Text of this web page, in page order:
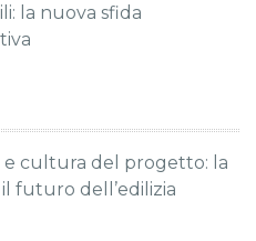
la nuova sfida
cultura del progetto: la
futuro dell’edilizia